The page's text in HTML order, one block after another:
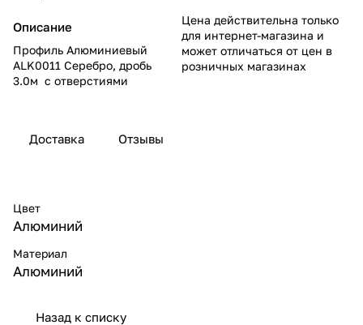
Описание
Профиль Алюминиевый
ALK0011 Серебро, дробь
3.0м с отверстиями
Цена действительна только
для интернет-магазина и
может отличаться от цен в
розничных магазинах
Доставка Отзывы
Цвет
Алюминий
Материал
Алюминий
Назад к списку